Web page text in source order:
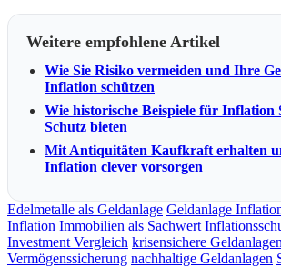
Weitere empfohlene Artikel
Wie Sie Risiko vermeiden und Ihre
Inflation schützen
Wie historische Beispiele für Inflation
Schutz bieten
Mit Antiquitäten Kaufkraft erhalten
Inflation clever vorsorgen
Edelmetalle als Geldanlage Geldanlage
Inflation Immobilien als Sachwert
Investment Vergleich krisensichere Geldanlagen
Vermögenssicherung nachhaltige Geldanlagen